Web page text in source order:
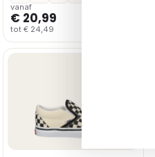
vanaf
€ 20,99
tot € 24,49